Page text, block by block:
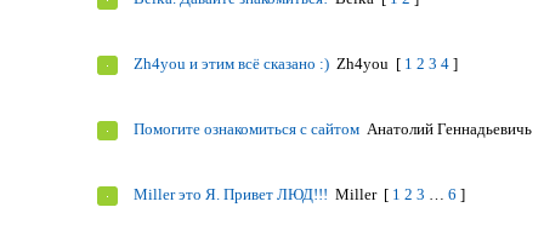
Zh4you и этим всё сказано :) Zh4you [ 1 2 3 4 ]
Помогите ознакомиться с сайтом Анатолий Геннадьевичь
Miller это Я. Привет ЛЮД!!! Miller [ 1 2 3 … 6 ]